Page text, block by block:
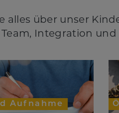
alles über unser
Team, Integration
Aufnahme